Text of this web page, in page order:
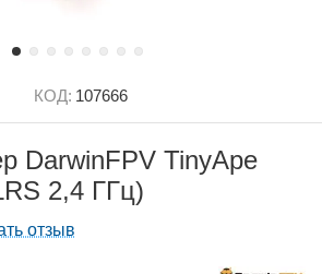
КОД: 107666
DarwinFPV TinyApe
2,4 ГГц)
отзыв